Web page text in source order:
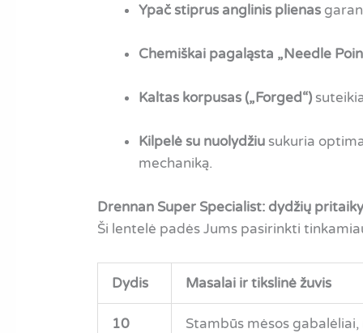
Ypač stiprus anglinis plienas
Chemiškai pagaląsta „Needle
Kaltas korpusas („Forged“)
Kilpelė su nuolydžiu sukuria
mechaniką.
Drennan Super Specialist: dydžių
Ši lentelė padės Jums pasirinkti
Dydis Masalai ir tikslinė žuvis
10 Stambūs mėsos